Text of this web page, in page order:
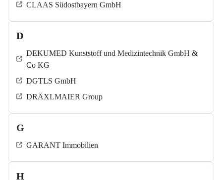
CLAAS Südostbayern GmbH
D
DEKUMED Kunststoff und Medizintechnik GmbH &
Co KG
DGTLS GmbH
DRÄXLMAIER Group
G
GARANT Immobilien
H